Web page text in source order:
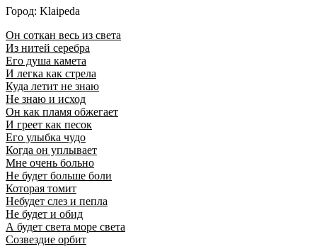
Город: Klaipeda
Он соткан весь из света
Из нитей серебра
Его душа камета
И легка как стрела
Куда летит не знаю
Не знаю и исход
Он как пламя обжегает
И греет как песок
Его улыбка чудо
Когда он уплывает
Мне очень больно
Не будет больше боли
Которая томит
Небудет слез и пепла
Не будет и обид
А будет света море света
Созвездие орбит